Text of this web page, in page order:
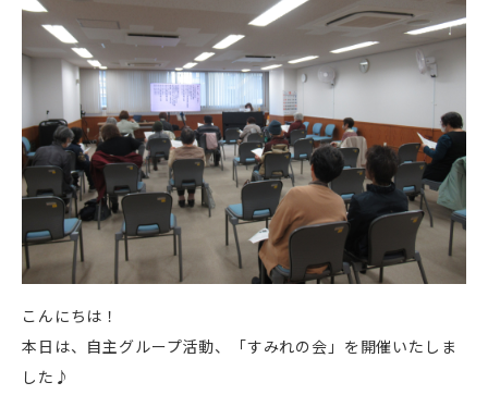
こんにちは！
本日は、自主グループ活動、「すみれの会」を開催いたしま
した♪